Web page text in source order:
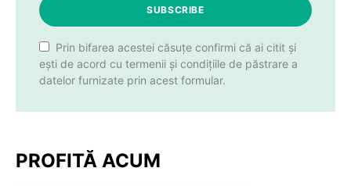
SUBSCRIBE
Prin bifarea acestei căsuțe confirmi că ai citit și
ești de acord cu termenii și condițiile de păstrare a
datelor furnizate prin acest formular.
PROFITĂ ACUM